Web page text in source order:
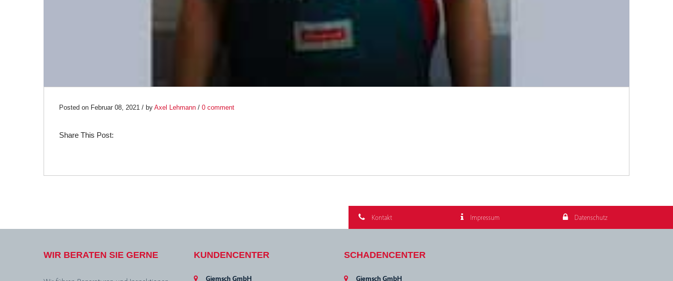
Posted on Februar 08, 2021 / by Axel Lehmann / 0 comment
Share This Post:
Kontakt Impressum Datenschutz
WIR BERATEN SIE GERNE KUNDENCENTER
Giemsch GmbH
SCHADENCENTER
Giemsch GmbH